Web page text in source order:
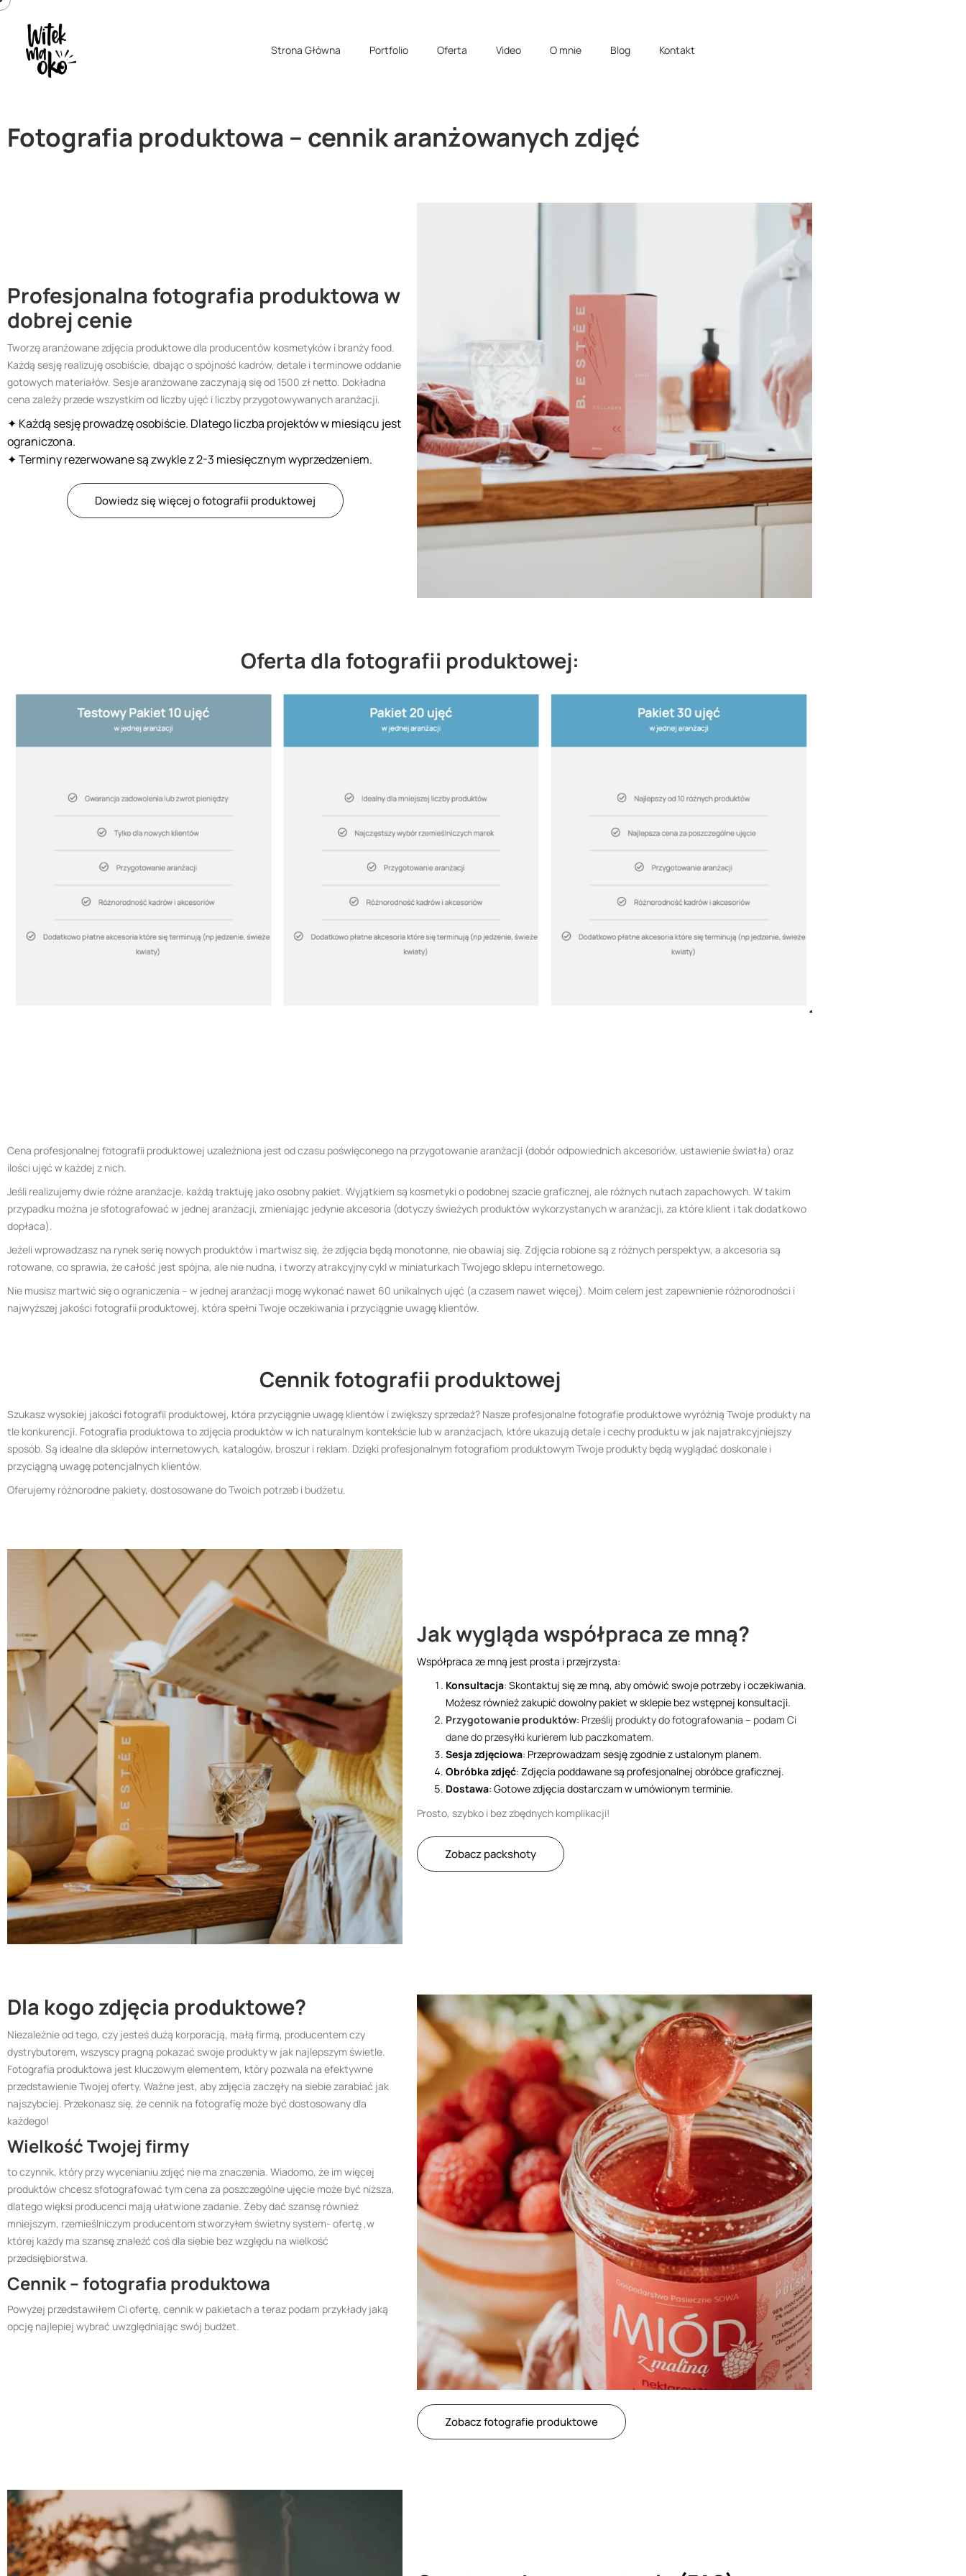
Strona Główna Portfolio Oferta Video O mnie Blog Kontakt
Fotografia produktowa – cennik aranżowanych zdjęć
Profesjonalna fotografia produktowa w
dobrej cenie
Tworzę aranżowane zdjęcia produktowe dla producentów kosmetyków i branży food.
Każdą sesję realizuję osobiście, dbając o spójność kadrów, detale i terminowe oddanie
gotowych materiałów. Sesje aranżowane zaczynają się od 1500 zł netto. Dokładna
cena zależy przede wszystkim od liczby ujęć i liczby przygotowywanych aranżacji.
✦ Każdą sesję prowadzę osobiście. Dlatego liczba projektów w miesiącu jest
ograniczona.
✦ Terminy rezerwowane są zwykle z 2-3 miesięcznym wyprzedzeniem.
Dowiedz się więcej o fotografii produktowej
Oferta dla fotografii produktowej:
Cena profesjonalnej fotografii produktowej uzależniona jest od czasu poświęconego na przygotowanie aranżacji (dobór odpowiednich akcesoriów, ustawienie światła) oraz
ilości ujęć w każdej z nich.
Jeśli realizujemy dwie różne aranżacje, każdą traktuję jako osobny pakiet. Wyjątkiem są kosmetyki o podobnej szacie graficznej, ale różnych nutach zapachowych. W takim
przypadku można je sfotografować w jednej aranżacji, zmieniając jedynie akcesoria (dotyczy świeżych produktów wykorzystanych w aranżacji, za które klient i tak dodatkowo
dopłaca).
Jeżeli wprowadzasz na rynek serię nowych produktów i martwisz się, że zdjęcia będą monotonne, nie obawiaj się. Zdjęcia robione są z różnych perspektyw, a akcesoria są
rotowane, co sprawia, że całość jest spójna, ale nie nudna, i tworzy atrakcyjny cykl w miniaturkach Twojego sklepu internetowego.
Nie musisz martwić się o ograniczenia – w jednej aranżacji mogę wykonać nawet 60 unikalnych ujęć (a czasem nawet więcej). Moim celem jest zapewnienie różnorodności i
najwyższej jakości fotografii produktowej, która spełni Twoje oczekiwania i przyciągnie uwagę klientów.
Cennik fotografii produktowej
Szukasz wysokiej jakości fotografii produktowej, która przyciągnie uwagę klientów i zwiększy sprzedaż? Nasze profesjonalne fotografie produktowe wyróżnią Twoje produkty na
tle konkurencji. Fotografia produktowa to zdjęcia produktów w ich naturalnym kontekście lub w aranżacjach, które ukazują detale i cechy produktu w jak najatrakcyjniejszy
sposób. Są idealne dla sklepów internetowych, katalogów, broszur i reklam. Dzięki profesjonalnym fotografiom produktowym Twoje produkty będą wyglądać doskonale i
przyciągną uwagę potencjalnych klientów.
Oferujemy różnorodne pakiety, dostosowane do Twoich potrzeb i budżetu.
Jak wygląda współpraca ze mną?
Współpraca ze mną jest prosta i przejrzysta:
Konsultacja: Skontaktuj się ze mną, aby omówić swoje potrzeby i oczekiwania.
Możesz również zakupić dowolny pakiet w sklepie bez wstępnej konsultacji.
Przygotowanie produktów: Prześlij produkty do fotografowania – podam Ci
dane do przesyłki kurierem lub paczkomatem.
Sesja zdjęciowa: Przeprowadzam sesję zgodnie z ustalonym planem.
Obróbka zdjęć: Zdjęcia poddawane są profesjonalnej obróbce graficznej.
Dostawa: Gotowe zdjęcia dostarczam w umówionym terminie.
Prosto, szybko i bez zbędnych komplikacji!
Zobacz packshoty
Dla kogo zdjęcia produktowe?
Niezależnie od tego, czy jesteś dużą korporacją, małą firmą, producentem czy
dystrybutorem, wszyscy pragną pokazać swoje produkty w jak najlepszym świetle.
Fotografia produktowa jest kluczowym elementem, który pozwala na efektywne
przedstawienie Twojej oferty. Ważne jest, aby zdjęcia zaczęły na siebie zarabiać jak
najszybciej. Przekonasz się, że cennik na fotografię może być dostosowany dla
każdego!
Wielkość Twojej firmy
to czynnik, który przy wycenianiu zdjęć nie ma znaczenia. Wiadomo, że im więcej
produktów chcesz sfotografować tym cena za poszczególne ujęcie może być niższa,
dlatego więksi producenci mają ułatwione zadanie. Żeby dać szansę również
mniejszym, rzemieślniczym producentom stworzyłem świetny system- ofertę ,w
której każdy ma szansę znaleźć coś dla siebie bez względu na wielkość
przedsiębiorstwa.
Cennik – fotografia produktowa
Powyżej przedstawiłem Ci ofertę, cennik w pakietach a teraz podam przykłady jaką
opcję najlepiej wybrać uwzględniając swój budżet.
Zobacz fotografie produktowe